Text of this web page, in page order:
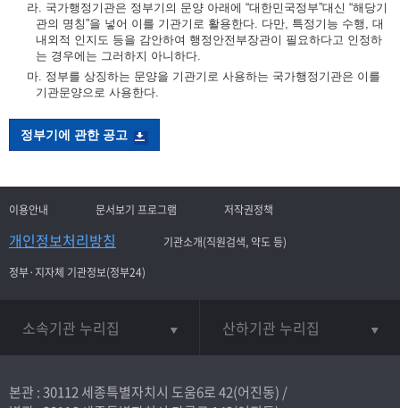
라. 국가행정기관은 정부기의 문양 아래에 “대한민국정부”대신 “해당기
관의 명칭”을 넣어 이를 기관기로 활용한다. 다만, 특정기능 수행, 대
내외적 인지도 등을 감안하여 행정안전부장관이 필요하다고 인정하
는 경우에는 그러하지 아니하다.
마. 정부를 상징하는 문양을 기관기로 사용하는 국가행정기관은 이를
기관문양으로 사용한다.
정부기에 관한 공고
이용안내 문서보기 프로그램 저작권정책
개인정보처리방침
기관소개(직원검색, 약도 등)
정부·지자체 기관정보(정부24)
소속기관 누리집 산하기관 누리집
본관 : 30112 세종특별자치시 도움6로 42(어진동) /